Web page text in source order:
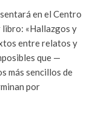
en el Centro
libro: «Hallazgos y
entre relatos y
que —
más sencillos de
por